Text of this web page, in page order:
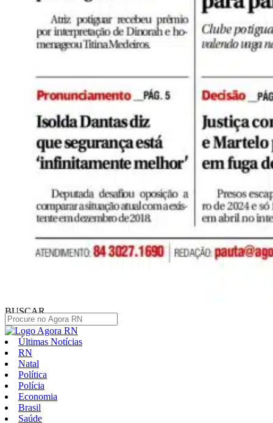
BUSCAR
Últimas Notícias
RN
Natal
Política
Polícia
Economia
Brasil
Saúde